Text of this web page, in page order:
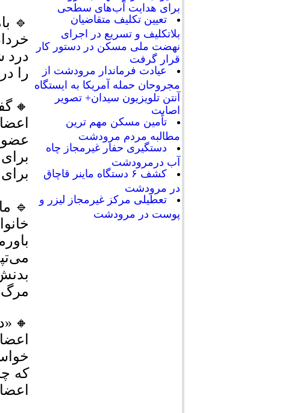
برای هدایت آب‌های سطحی
تعیین تکلیف متقاضیان
بلاتکلیف و تسریع در اجرای
نهضت ملی مسکن در دستور کار
قرار گرفت
عیادت فرماندار مرودشت از
مجروحان حمله آمریکا به ایستگاه
آنتن تلویزیون سیدان+ تصویر
اصابت
تأمین مسکن مهم ترین
مطالبه مردم مرودشت
دستگیری حفار غیرمجاز چاه
آب درمرودشت
کشف ۶ دستگاه ماینر قاچاق
در مرودشت
تعطیلی مرکز غیرمجاز لیزر و
پوست در مرودشت
درد
را
عضو
مرگ
که